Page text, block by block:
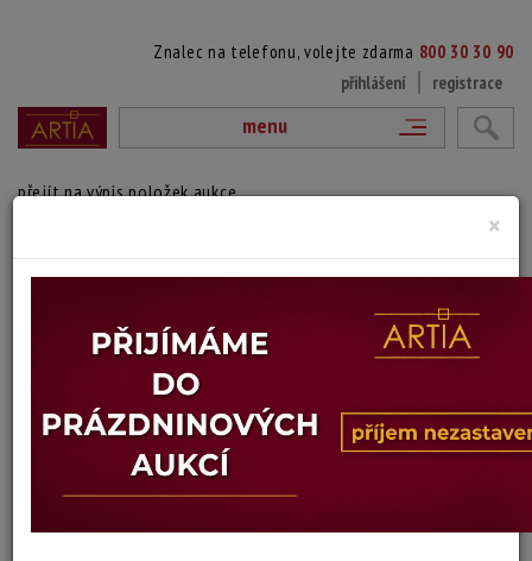
Znalec na telefonu, volejte zdarma 800 30 30 90
přihlášení
registrace
menu
přejít na výpis položek aukce
LE MONT BLANC
uprostřed dole místopisný popis
Technika: kresba, datace: 19. století
Šířka: 23 cm, výška: 19 cm, rámování: volný list
Stav: dobrý
17.06.2026 20:07 SELČ
×